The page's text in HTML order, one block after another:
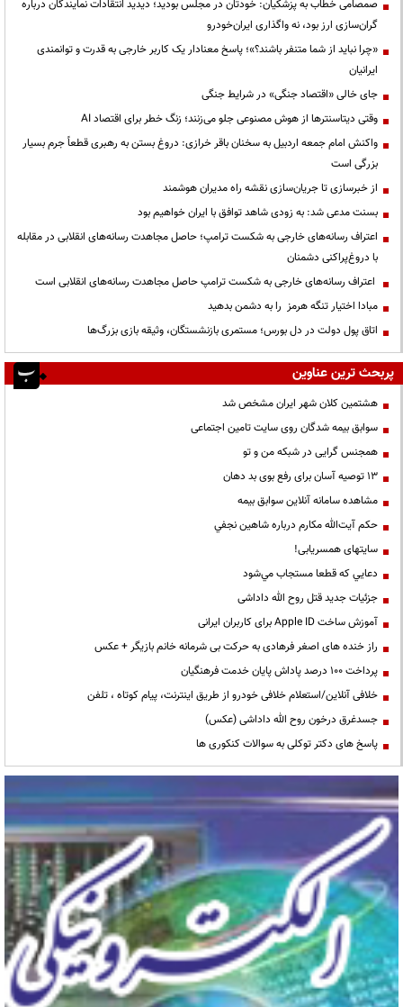
صمصامی خطاب به پزشکیان: خودتان در مجلس بودید؛ دیدید انتقادات نمایندگان درباره
گران‌سازی ارز بود، نه واگذاری ایران‌خودرو
«چرا نباید از شما متنفر باشند؟»؛ پاسخ معنادار یک کاربر خارجی به قدرت و توانمندی
ایرانیان
جای خالی «اقتصاد جنگی» در شرایط جنگی
وقتی دیتاسنترها از هوش مصنوعی جلو می‌زنند؛ زنگ خطر برای اقتصاد AI
واکنش امام جمعه اردبیل به سخنان باقر خرازی: دروغ بستن به رهبری قطعاً جرم بسیار
بزرگی است
از خبرسازی تا جریان‌سازی نقشه راه مدیران هوشمند
بسنت مدعی شد: به زودی شاهد توافق با ایران خواهیم بود
اعتراف رسانه‌های خارجی به شکست ترامپ؛ حاصل مجاهدت رسانه‌های انقلابی در مقابله
با دروغ‌پراکنی دشمنان
اعتراف رسانه‌های خارجی به شکست ترامپ حاصل مجاهدت رسانه‌های انقلابی است
مبادا اختیار تنگه هرمز را به دشمن بدهید
اتاق پول دولت در دل بورس؛ مستمری بازنشستگان، وثیقه بازی بزرگ‌ها
پربحث ترین عناوین
هشتمین کلان شهر ایران مشخص شد
سوابق بیمه شدگان روی سایت تامین اجتماعی
همجنس گرایی در شبکه من و تو
13 توصیه آسان برای رفع بوی بد دهان
مشاهده سامانه آنلاين سوابق بیمه
حكم آيت‌الله مكارم درباره شاهين نجفي
سایتهای همسریابی!
دعايي كه قطعا مستجاب مي‌شود
جزئیات جدید قتل روح الله داداشی
آموزش ساخت Apple ID برای کاربران ایرانی
راز خنده های اصغر فرهادی به حرکت بی شرمانه خانم بازیگر + عکس
پرداخت ۱۰۰ درصد پاداش پایان خدمت فرهنگیان
خلافی آنلاین/استعلام خلافی خودرو از طریق اینترنت، پیام کوتاه ، تلفن
جسدغرق درخون روح الله داداشی (عکس)
پاسخ های دکتر توکلی به سوالات کنکوری ها